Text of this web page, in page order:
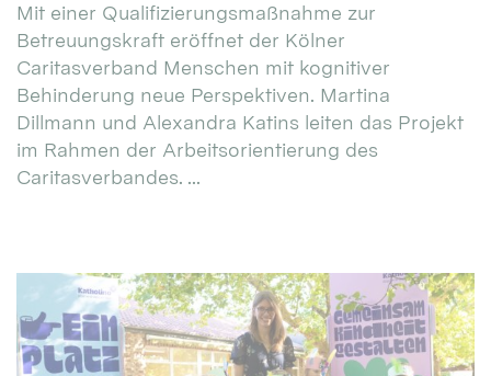
Mit einer Qualifizierungsmaßnahme zur
Betreuungskraft eröffnet der Kölner
Caritasverband Menschen mit kognitiver
Behinderung neue Perspektiven. Martina
Dillmann und Alexandra Katins leiten das Projekt
im Rahmen der Arbeitsorientierung des
Caritasverbandes. ...